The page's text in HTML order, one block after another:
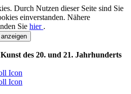
Durch Nutzen dieser Seite sind Sie
einverstanden. Nähere
Sie hier .
Kunst des 20. und 21. Jahrhunderts